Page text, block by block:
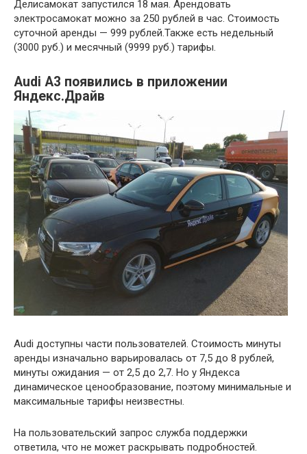
Делисамокат запустился 18 мая. Арендовать
электросамокат можно за 250 рублей в час. Стоимость
суточной аренды — 999 рублей.Также есть недельный
(3000 руб.) и месячный (9999 руб.) тарифы.
Audi A3 появились в приложении
Яндекс.Драйв
Audi доступны части пользователей. Стоимость минуты
аренды изначально варьировалась от 7,5 до 8 рублей,
минуты ожидания — от 2,5 до 2,7. Но у Яндекса
динамическое ценообразование, поэтому минимальные и
максимальные тарифы неизвестны.
На пользовательский запрос служба поддержки
ответила, что не может раскрывать подробностей.